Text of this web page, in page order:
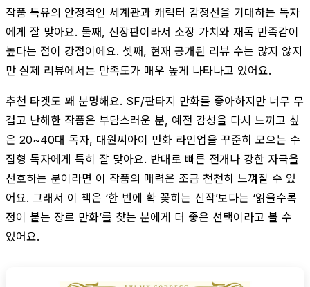
작품 특유의 안정적인 세계관과 캐릭터 감정선을 기대하는 독자
에게 잘 맞아요. 둘째, 신장판이라서 소장 가치와 재독 만족감이
높다는 점이 강점이에요. 셋째, 현재 공개된 리뷰 수는 많지 않지
만 실제 리뷰에서는 만족도가 매우 높게 나타나고 있어요.
추천 타겟도 꽤 분명해요. SF/판타지 만화를 좋아하지만 너무 무
겁고 난해한 작품은 부담스러운 분, 예전 감성을 다시 느끼고 싶
은 20~40대 독자, 대원씨아이 만화 라인업을 꾸준히 모으는 수
집형 독자에게 특히 잘 맞아요. 반대로 빠른 전개나 강한 자극을
선호하는 분이라면 이 작품의 매력은 조금 천천히 느껴질 수 있
어요. 그래서 이 책은 ‘한 번에 확 꽂히는 신작’보다는 ‘읽을수록
정이 붙는 장르 만화’를 찾는 분에게 더 좋은 선택이라고 볼 수
있어요.